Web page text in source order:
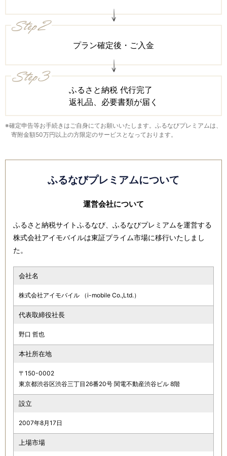
プラン確定後・ご入金
ふるさと納税 代行完了
返礼品、必要書類が届く
※確定申告等お手続きはご自身にてお願いいたします。ふるなびプレミアムは、
寄附金額50万円以上の方限定のサービスとなっております。
ふるなびプレミアムについて
運営会社について
ふるさと納税サイトふるなび、ふるなびプレミアムを運営する
株式会社アイモバイルは東証プライム市場に移行いたしまし
た。
会社名
株式会社アイモバイル （i-mobile Co.,Ltd.）
代表取締役社長
野口 哲也
本社所在地
〒150-0002
東京都渋谷区渋谷三丁目26番20号 関電不動産渋谷ビル 8階
設立
2007年8月17日
上場市場